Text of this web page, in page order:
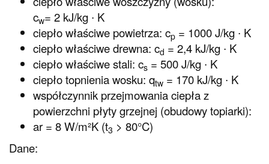
cw= 2 kJ/kg ∙ K
ciepło właściwe powietrza: cp = 1000 J/kg ∙ K
ciepło właściwe drewna: cd = 2,4 kJ/kg ∙ K
ciepło właściwe stali: cs = 500 J/kg ∙ K
ciepło topnienia wosku: qtw = 170 kJ/kg ∙ K
współczynnik przejmowania ciepła z
powierzchni płyty grzejnej (obudowy topiarki):
ar = 8 W/m²K (t3 > 80°C)
Dane: